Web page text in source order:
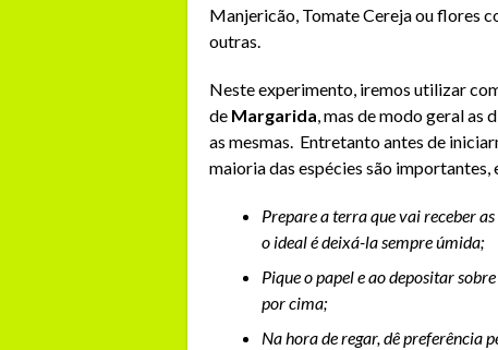
Manjericão, Tomate Cereja ou flores
outras.
Neste experimento, iremos utilizar
de Margarida, mas de modo geral as
as mesmas. Entretanto antes de
maioria das espécies são importantes,
Prepare a terra que vai receber
o ideal é deixá-la sempre úmida;
Pique o papel e ao depositar
por cima;
Na hora de regar, dê preferência